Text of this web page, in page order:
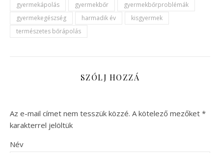
gyermekápolás
gyermekbőr
gyermekbőrproblémák
gyermekegészség
harmadik év
kisgyermek
természetes bőrápolás
SZÓLJ HOZZÁ
Az e-mail címet nem tesszük közzé. A kötelező mezőket *
karakterrel jelöltük
Név